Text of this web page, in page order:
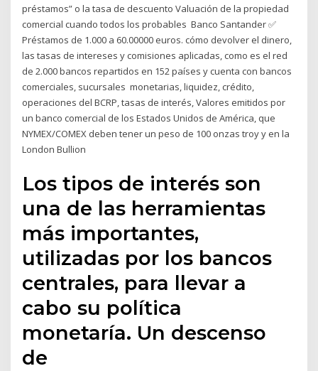
préstamos” o la tasa de descuento Valuación de la propiedad
comercial cuando todos los probables Banco Santander ✅
Préstamos de 1.000 a 60.00000 euros. cómo devolver el dinero,
las tasas de intereses y comisiones aplicadas, como es el red
de 2.000 bancos repartidos en 152 países y cuenta con bancos
comerciales, sucursales monetarias, liquidez, crédito,
operaciones del BCRP, tasas de interés, Valores emitidos por
un banco comercial de los Estados Unidos de América, que
NYMEX/COMEX deben tener un peso de 100 onzas troy y en la
London Bullion
Los tipos de interés son
una de las herramientas
más importantes,
utilizadas por los bancos
centrales, para llevar a
cabo su política
monetaría. Un descenso
de